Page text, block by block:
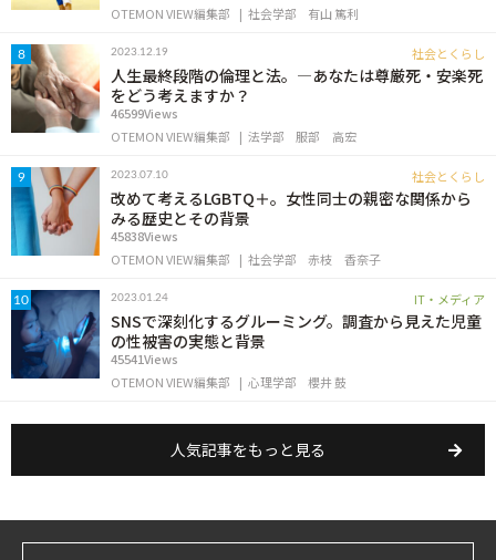
OTEMON VIEW編集部
社会学部 有山 篤利
8 2023.12.19 社会とくらし
人生最終段階の倫理と法。―あなたは尊厳死・安楽死
をどう考えますか？
46599Views
OTEMON VIEW編集部
法学部 服部 高宏
9 2023.07.10 社会とくらし
改めて考えるLGBTQ＋。女性同士の親密な関係から
みる歴史とその背景
45838Views
OTEMON VIEW編集部
社会学部 赤枝 香奈子
10 2023.01.24 IT・メディア
SNSで深刻化するグルーミング。調査から見えた児童
の性被害の実態と背景
45541Views
OTEMON VIEW編集部
心理学部 櫻井 鼓
人気記事をもっと見る